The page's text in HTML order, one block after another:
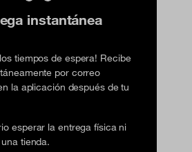
instantánea
tiempos de espera! Recibe
por correo
la aplicación después de tu
esperar la entrega física ni
tienda.